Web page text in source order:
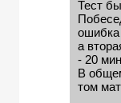
Тест
ошибка
а
- 20
В
том